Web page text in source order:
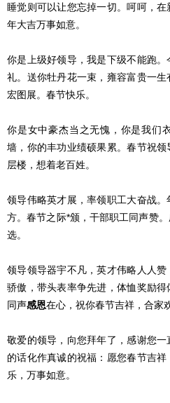
睡觉则可以让您忘掉一切。呵呵，
年大吉万事如意。
你是上级好领导，我是下级不能跑
礼。送你牡丹花一束，雍容富贵一
宏图展。春节快乐。
你是女中豪杰当之无愧，你是我们
墙，你的丰功业绩硕果累。春节祝
层楼，想着老百姓。
领导伟略英才展，率领职工大奋战
方。春节之际*颁，干部职工同声赞
选。
领导领导器宇不凡，英才伟略人人
骄傲，带头表率争先进，体恤奖励
同声感恩在心，祝你春节吉祥，合家
敬爱的领导，向您拜年了，感谢您一
的话化作真诚的祝福：愿您春节吉
乐，万事如意。